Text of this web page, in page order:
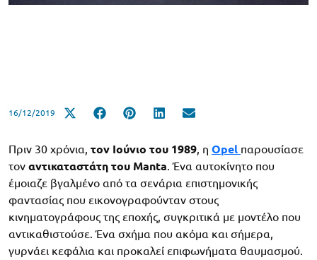
16/12/2019
Πριν 30 χρόνια, τον Ιούνιο του 1989, η Opel παρουσίασε
τον αντικαταστάτη του Manta. Ένα αυτοκίνητο που
έμοιαζε βγαλμένο από τα σενάρια επιστημονικής
φαντασίας που εικονογραφούνταν στους
κινηματογράφους της εποχής, συγκριτικά με μοντέλο που
αντικαθιστούσε. Ένα σχήμα που ακόμα και σήμερα,
γυρνάει κεφάλια και προκαλεί επιφωνήματα θαυμασμού.